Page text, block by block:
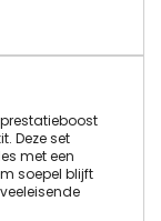
Deze set
met een
soepel blijft